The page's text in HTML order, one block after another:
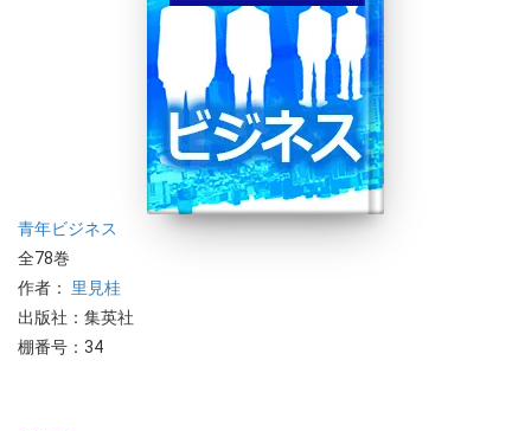
青年ビジネス
全78巻
作者： 里見桂
出版社：集英社
棚番号：34